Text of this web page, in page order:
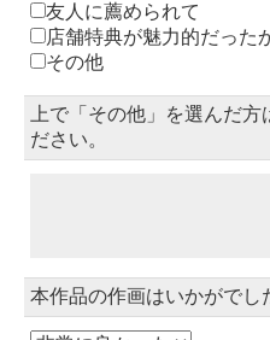
友人に薦められて
店舗特典が魅力的だった
その他
上で「その他」を選んだ
ださい。
本作品の作画はいかがでし